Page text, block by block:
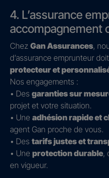
4. L’assurance
accompagnement
Chez Gan Assurances,
d’assurance emprunteur
protecteur et
Nos engagements :
• Des garanties sur
projet et votre situation.
• Une adhésion rapide et
agent Gan proche de vous.
• Des tarifs justes et
• Une protection durable,
en vigueur.